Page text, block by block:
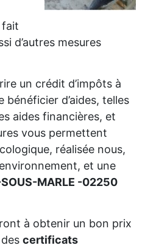
fait
d’autres mesures
un crédit d’impôts à
bénéficier d’aides, telles
aides financières, et
vous permettent
réalisée nous,
et une
MARLE -02250
à obtenir un bon prix
certificats